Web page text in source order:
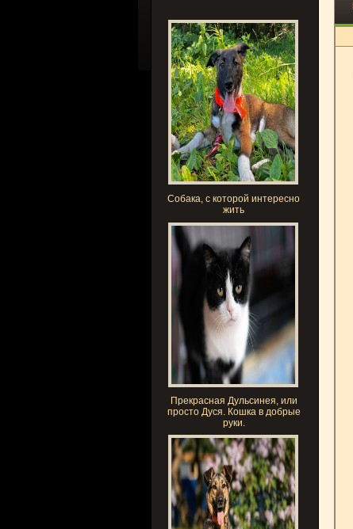
Собака, с которой интересно
жить
Прекрасная Дульсинея, или
просто Дуся. Кошка в добрые
руки.